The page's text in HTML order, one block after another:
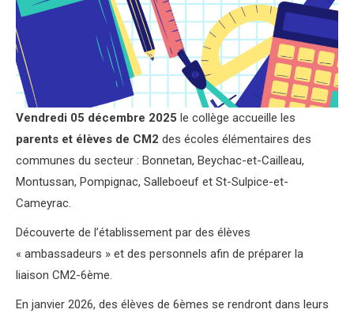
Vendredi 05 décembre 2025 le collège accueille les
parents et élèves de CM2 des écoles élémentaires des
communes du secteur : Bonnetan, Beychac-et-Cailleau,
Montussan, Pompignac, Salleboeuf et St-Sulpice-et-
Cameyrac.
Découverte de l’établissement par des élèves
« ambassadeurs » et des personnels afin de préparer la
liaison CM2-6ème.
En janvier 2026, des élèves de 6èmes se rendront dans leurs